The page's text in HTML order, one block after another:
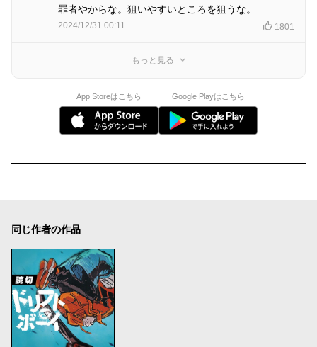
罪者やからな。狙いやすいところを狙うな。
2024/12/31 00:11 1801
もっと見る
App Storeはこちら Google Playはこちら
同じ作者の作品